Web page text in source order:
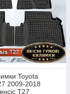
Toyota
2009-2018
Т27